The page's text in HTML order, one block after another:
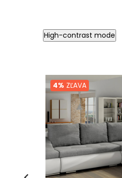
High-contrast mode
4% ZĽAVA